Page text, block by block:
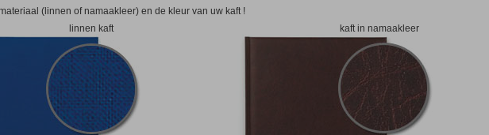
(linnen of namaakleer) en de kleur van uw kaft !
linnen kaft
kaft in namaakleer